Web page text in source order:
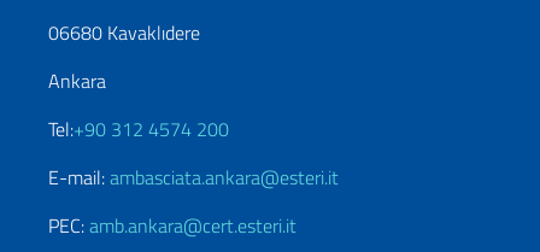
06680 Kavaklıdere
Ankara
Tel:+90 312 4574 200
E-mail:ambasciata.ankara@esteri.it
PEC:amb.ankara@cert.esteri.it